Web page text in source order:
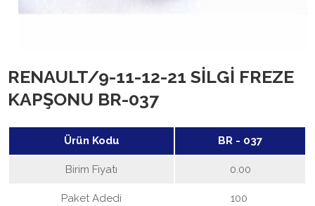
RENAULT/9-11-12-21 SİLGİ FREZE
KAPŞONU BR-037
Ürün Kodu BR - 037
Birim Fiyatı 0.00
Paket Adedi 100